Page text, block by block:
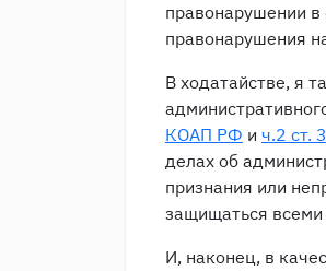
правонарушении в
правонарушения
В ходатайстве, я
КОАП РФ и ч.2 ст.
делах об
признания или
защищаться
И, наконец, в